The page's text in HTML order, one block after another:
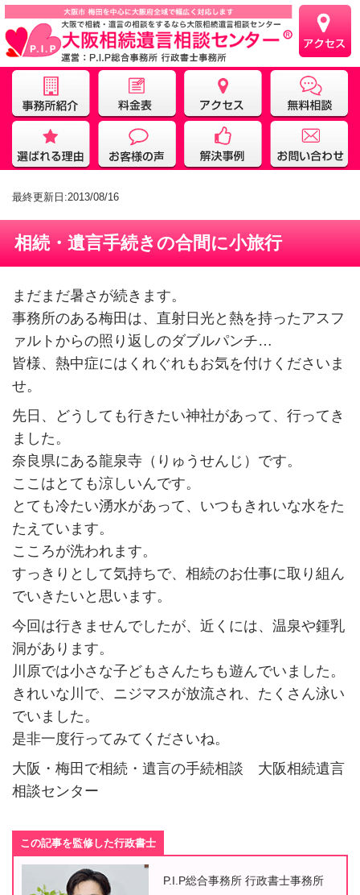
最終更新日:2013/08/16
相続・遺言手続きの合間に小旅行
まだまだ暑さが続きます。
事務所のある梅田は、直射日光と熱を持ったアスフ
ァルトからの照り返しのダブルパンチ…
皆様、熱中症にはくれぐれもお気を付けくださいま
せ。
先日、どうしても行きたい神社があって、行ってき
ました。
奈良県にある龍泉寺（りゅうせんじ）です。
ここはとても涼しいんです。
とても冷たい湧水があって、いつもきれいな水をた
たえています。
こころが洗われます。
すっきりとして気持ちで、相続のお仕事に取り組ん
でいきたいと思います。
今回は行きませんでしたが、近くには、温泉や鍾乳
洞があります。
川原では小さな子どもさんたちも遊んでいました。
きれいな川で、ニジマスが放流され、たくさん泳い
でいました。
是非一度行ってみてくださいね。
大阪・梅田で相続・遺言の手続相談 大阪相続遺言
相談センター
この記事を監修した行政書士
P.I.P総合事務所 行政書士事務所